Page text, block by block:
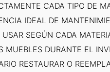
CADA TIPO DE
IDEAL DE
SEGÚN CADA
MUEBLES DURANTE EL
RESTAURAR O